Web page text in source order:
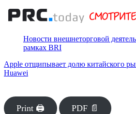
Новости внешнеторговой
рамках BRI
Apple отщипывает долю китайского
Huawei
Print 🖨 PDF 📄